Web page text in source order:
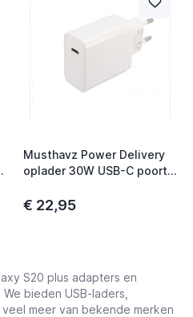
Musthavz Power Delivery
oplader 30W USB-C poort
€ 22,95
S20 plus adapters en
bieden USB-laders,
meer van bekende merken